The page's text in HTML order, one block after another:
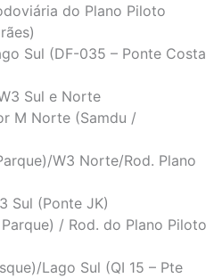
do Plano Piloto
Sul (DF-035 – Ponte Costa
Sul e Norte
M Norte (Samdu /
W3 Norte/Rod. Plano
Sul (Ponte JK)
/ Rod. do Plano Piloto
Lago Sul (QI 15 – Pte